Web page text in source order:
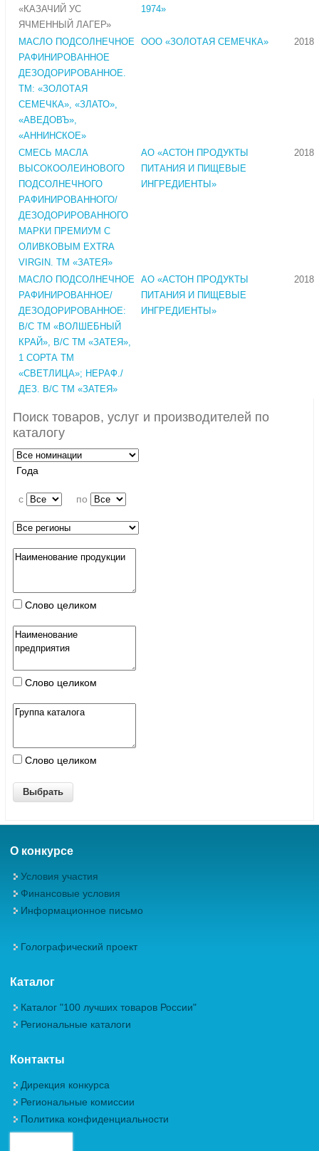
«КАЗАЧИЙ УС
ЯЧМЕННЫЙ ЛАГЕР»
1974»
МАСЛО ПОДСОЛНЕЧНОЕ
РАФИНИРОВАННОЕ
ДЕЗОДОРИРОВАННОЕ.
ТМ: «ЗОЛОТАЯ
СЕМЕЧКА», «ЗЛАТО»,
«АВЕДОВЪ»,
«АННИНСКОЕ»
ООО «ЗОЛОТАЯ СЕМЕЧКА» 2018
СМЕСЬ МАСЛА
ВЫСОКООЛЕИНОВОГО
ПОДСОЛНЕЧНОГО
РАФИНИРОВАННОГО/
ДЕЗОДОРИРОВАННОГО
МАРКИ ПРЕМИУМ С
ОЛИВКОВЫМ EXTRA
VIRGIN. ТМ «ЗАТЕЯ»
АО «АСТОН ПРОДУКТЫ
ПИТАНИЯ И ПИЩЕВЫЕ
ИНГРЕДИЕНТЫ»
2018
МАСЛО ПОДСОЛНЕЧНОЕ
РАФИНИРОВАННОЕ/
ДЕЗОДОРИРОВАННОЕ:
В/С ТМ «ВОЛШЕБНЫЙ
КРАЙ», В/С ТМ «ЗАТЕЯ»,
1 СОРТА ТМ
«СВЕТЛИЦА»; НЕРАФ./
ДЕЗ. В/С ТМ «ЗАТЕЯ»
АО «АСТОН ПРОДУКТЫ
ПИТАНИЯ И ПИЩЕВЫЕ
ИНГРЕДИЕНТЫ»
2018
Поиск товаров, услуг и производителей по
каталогу
Года
c по
Слово целиком
Слово целиком
Слово целиком
О конкурсе
Условия участия
Финансовые условия
Информационное письмо
Голографический проект
Каталог
Каталог "100 лучших товаров России"
Региональные каталоги
Контакты
Дирекция конкурса
Региональные комиссии
Политика конфиденциальности